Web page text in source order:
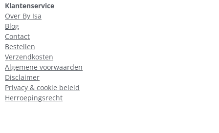
Klantenservice
Over By Isa
Blog
Contact
Bestellen
Verzendkosten
Algemene voorwaarden
Disclaimer
Privacy & cookie beleid
Herroepingsrecht